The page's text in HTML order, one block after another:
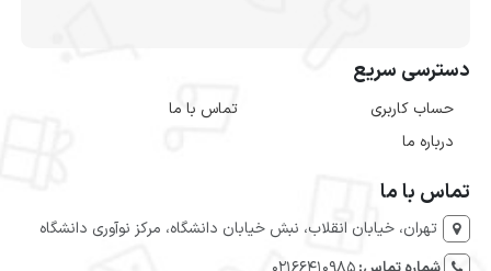
دسترسی سریع
حساب کاربری
درباره ما
تماس با ما
تماس با ما
تهران، خیابان انقلاب، نبش خیابان دانشگاه، مرکز نوآوری دانشگاه